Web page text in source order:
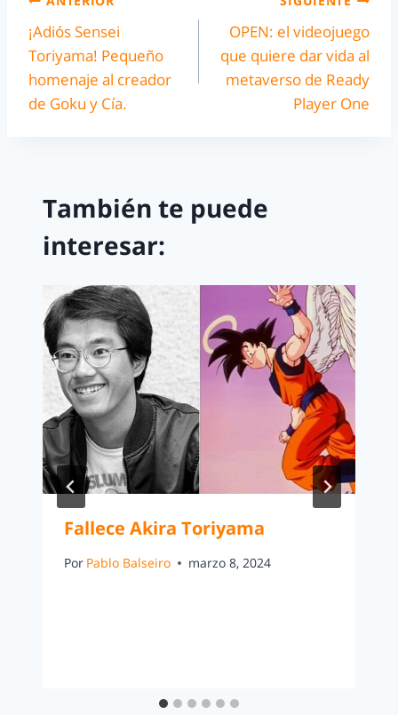
¡Adiós Sensei
Toriyama! Pequeño
homenaje al creador
de Goku y Cía.
OPEN: el videojuego
que quiere dar vida al
metaverso de Ready
Player One
También te puede
interesar:
Fallece Akira Toriyama
Por Pablo Balseiro marzo 8, 2024